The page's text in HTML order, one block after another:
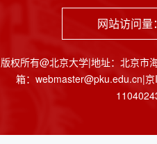
网站访问量：
版权所有@北京大学|地址：北京市
箱：webmaster@pku.edu.cn|